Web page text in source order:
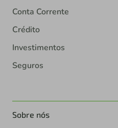
Conta Corrente
Crédito
Investimentos
Seguros
Sobre nós